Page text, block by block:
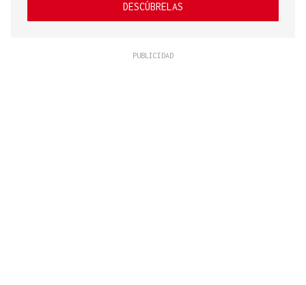
DESCÚBRELAS